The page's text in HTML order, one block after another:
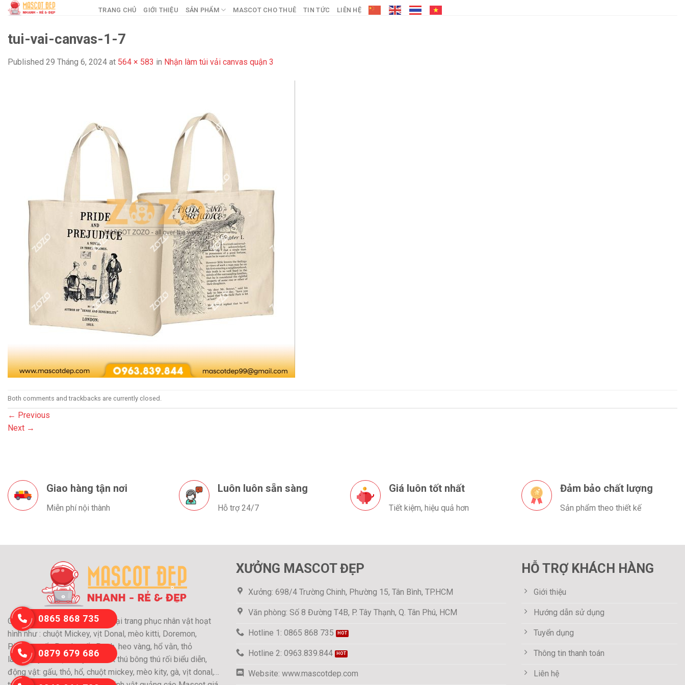
Skip
content
TRANG CHỦ GIỚI THIỆU SẢN PHẨM MASCOT CHO THUÊ TIN TỨC LIÊN HỆ
tui-vai-canvas-1-7
Published 29 Tháng 6, 2024 at 564 × 583 in Nhận làm túi vải canvas quận 3
Both comments and trackbacks are currently closed.
← Previous
Next →
Giao hàng tận nơi
Miễn phí nội thành
Luôn luôn sẵn sàng
Hỗ trợ 24/7
Giá luôn tốt nhất
Tiết kiệm, hiệu quả hơn
Đảm bảo chất lượng
Sản phẩm theo thiết kế
Chuyên may và cho thuê các loại trang phục nhân vật hoạt
hình như : chuột Mickey, vịt Donal, mèo kitti, Doremon,
Pikachu, gấu Panda, gấu Pooh, heo vàng, hổ vằn, thỏ
láu….Chuyên nhận may Mascot thú bông thú rối biểu diễn,
động vật: gấu, thỏ, hổ, chuột mickey, mèo kity, gà, vịt donal,…
XƯỞNG MASCOT ĐẸP
Xưởng: 698/4 Trường Chinh, Phường 15, Tân Bình, TP.HCM
Văn phòng: Số 8 Đường T4B, P. Tây Thạnh, Q. Tân Phú, HCM
Hotline 1: 0865 868 735
Hotline 2: 0963.839.844
Website: www.mascotdep.com
HỖ TRỢ KHÁCH HÀNG
Giới thiệu
Hướng dẫn sử dụng
Tuyển dụng
Thông tin thanh toán
Liên hệ
0865 868 735
0879 679 686